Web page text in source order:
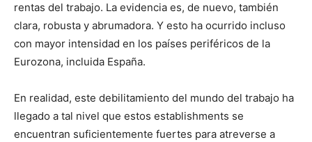
rentas del trabajo. La evidencia es, de nuevo, también
clara, robusta y abrumadora. Y esto ha ocurrido incluso
con mayor intensidad en los países periféricos de la
Eurozona, incluida España.
En realidad, este debilitamiento del mundo del trabajo ha
llegado a tal nivel que estos establishments se
encuentran suficientemente fuertes para atreverse a